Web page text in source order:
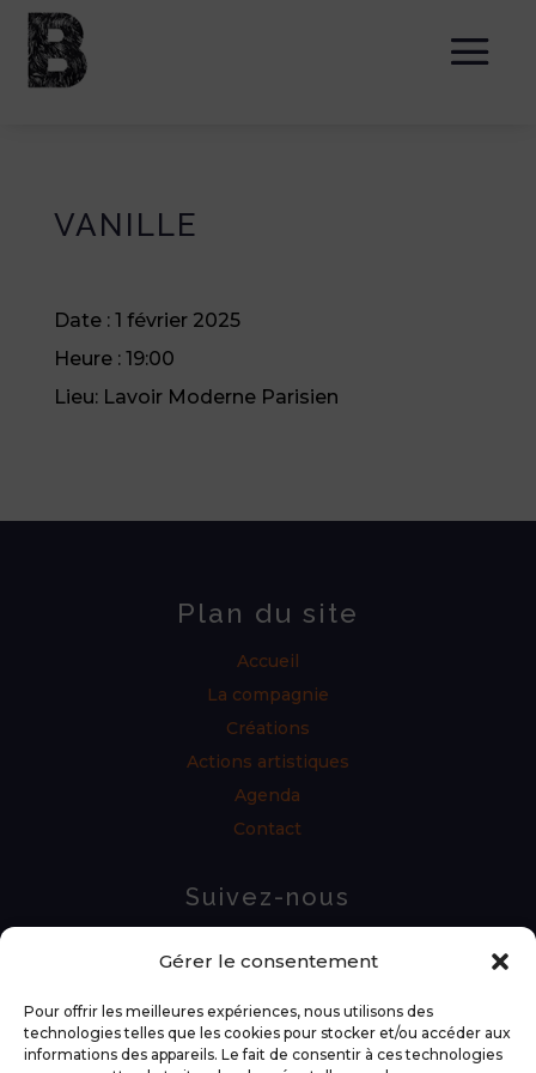
Gérer le consentement
Pour offrir les meilleures expériences, nous utilisons des
technologies telles que les cookies pour stocker et/ou accéder aux
informations des appareils. Le fait de consentir à ces technologies
VANILLE
Date : 1 février 2025
Heure : 19:00
Lieu: Lavoir Moderne Parisien
Plan du site
Accueil
La compagnie
Créations
Actions artistiques
Agenda
Contact
Suivez-nous